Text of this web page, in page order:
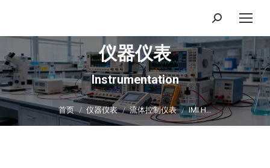
搜
索：
仪器仪表
Instrumentation
你在这里：
首页 仪器仪表 流体控制仪表 IMI H…